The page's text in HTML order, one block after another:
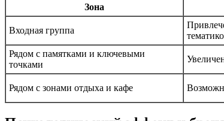
Зона
Входная группа
Рядом с памятками и ключевыми
точками
Рядом с зонами отдыха и кафе